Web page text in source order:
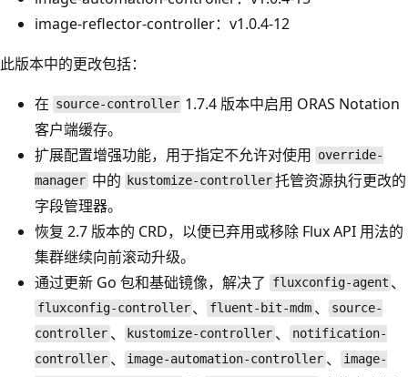
image-reflector-controller：v1.0.4-12
此版本中的更改包括：
在 source-controller 1.7.4 版本中启用 ORAS Notation
客户端缓存。
扩展配置增强功能，用于指定不允许对使用 override-
manager 中的 kustomize-controller托管资源执行更改的
字段管理器。
恢复 2.7 版本的 CRD，以便已弃用或移除 Flux API 用法的
集群继续向前滚动升级。
通过更新 Go 包和基础镜像，解决了
fluxconfig-agent 、
fluxconfig-controller 、 fluent-bit-mdm 、
source-
controller 、 kustomize-controller 、
notification-
controller 、 image-automation-controller 、
image-